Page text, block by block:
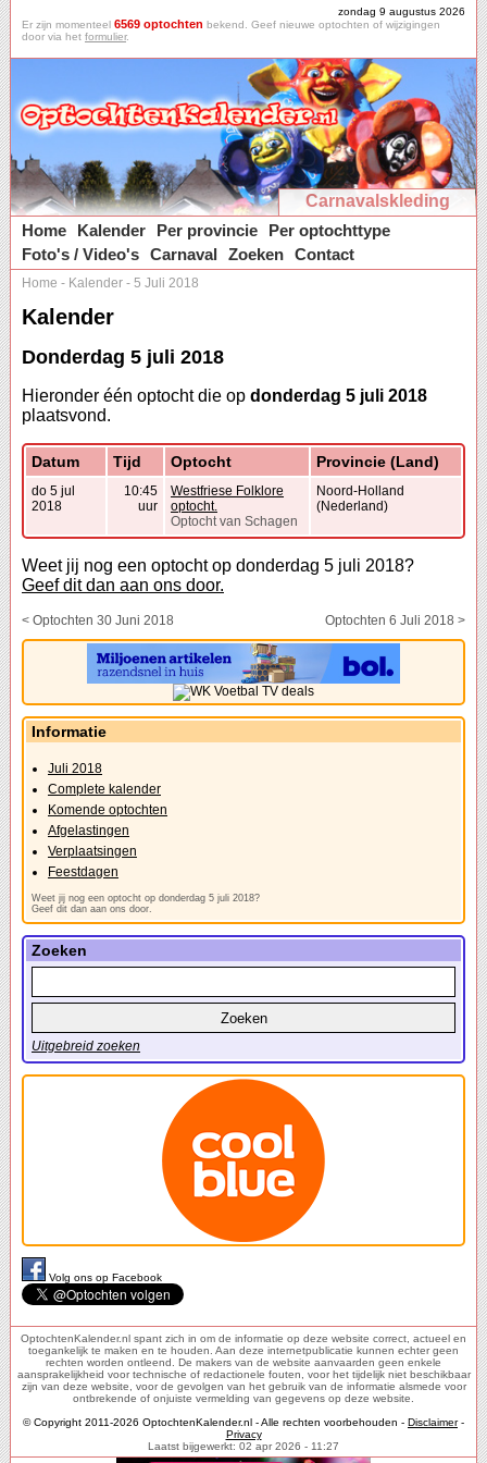
zondag 9 augustus 2026
Er zijn momenteel 6569 optochten bekend. Geef nieuwe optochten of wijzigingen
door via het formulier.
Carnavalskleding
Home
Kalender Per provincie
Per optochttype
Foto's / Video's Carnaval Zoeken Contact
Home - Kalender - 5 Juli 2018
Kalender
Donderdag 5 juli 2018
Hieronder één optocht die op donderdag 5 juli 2018
plaatsvond.
Datum Tijd Optocht Provincie (Land)
do 5 jul
2018
10:45
uur
Westfriese Folklore
optocht.
Optocht van Schagen
Noord-Holland
(Nederland)
Weet jij nog een optocht op donderdag 5 juli 2018?
Geef dit dan aan ons door.
< Optochten 30 Juni 2018 Optochten 6 Juli 2018 >
Informatie
Juli 2018
Complete kalender
Komende optochten
Afgelastingen
Verplaatsingen
Feestdagen
Weet jij nog een optocht op donderdag 5 juli 2018?
Geef dit dan aan ons door.
Zoeken
Uitgebreid zoeken
Volg ons op Facebook
OptochtenKalender.nl spant zich in om de informatie op deze website correct, actueel en
toegankelijk te maken en te houden. Aan deze internetpublicatie kunnen echter geen
rechten worden ontleend. De makers van de website aanvaarden geen enkele
aansprakelijkheid voor technische of redactionele fouten, voor het tijdelijk niet beschikbaar
zijn van deze website, voor de gevolgen van het gebruik van de informatie alsmede voor
ontbrekende of onjuiste vermelding van gegevens op deze website.
© Copyright 2011-2026 OptochtenKalender.nl - Alle rechten voorbehouden - Disclaimer-
Privacy
Laatst bijgewerkt: 02 apr 2026 - 11:27